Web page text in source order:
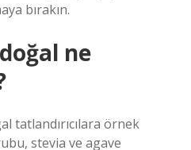
bırakın.
ne
tatlandırıcılara örnek
stevia ve agave